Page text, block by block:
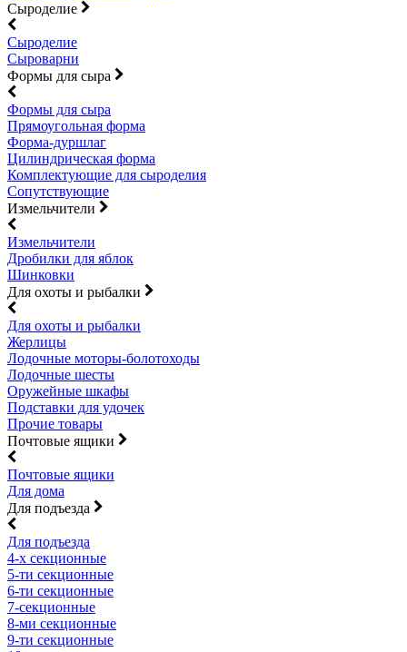
Сыроделие
Сыроделие
Сыроварни
Формы для сыра
Формы для сыра
Прямоугольная форма
Форма-дуршлаг
Цилиндрическая форма
Комплектующие для сыроделия
Сопутствующие
Измельчители
Измельчители
Дробилки для яблок
Шинковки
Для охоты и рыбалки
Для охоты и рыбалки
Жерлицы
Лодочные моторы-болотоходы
Лодочные шесты
Оружейные шкафы
Подставки для удочек
Прочие товары
Почтовые ящики
Почтовые ящики
Для дома
Для подъезда
Для подъезда
4-х секционные
5-ти секционные
6-ти секционные
7-секционные
8-ми секционные
9-ти секционные